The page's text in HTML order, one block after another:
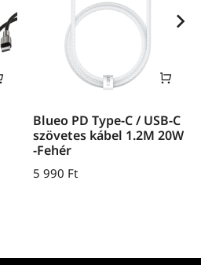
Blueo PD Type-C / USB-C
szövetes kábel 1.2M 20W
-Fehér
5 990 Ft